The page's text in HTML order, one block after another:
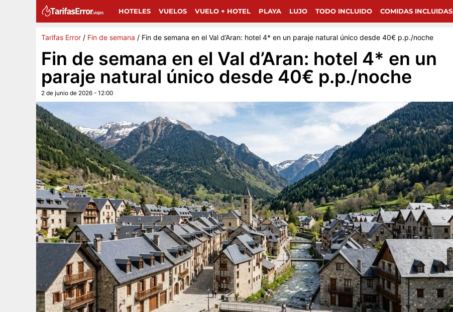
HOTELES VUELOS VUELO + HOTEL PLAYA LUJO TODO INCLUIDO COMIDAS INCLUIDAS
Tarifas Error / Fin de semana / Fin de semana en el Val d’Aran: hotel 4* en un paraje natural único desde 40€ p.p./noche
Fin de semana en el Val d’Aran: hotel 4* en un
paraje natural único desde 40€ p.p./noche
2 de junio de 2026 - 12:00
G Añádenos como fuente preferida y encuentra más chollos de viajes en Google.